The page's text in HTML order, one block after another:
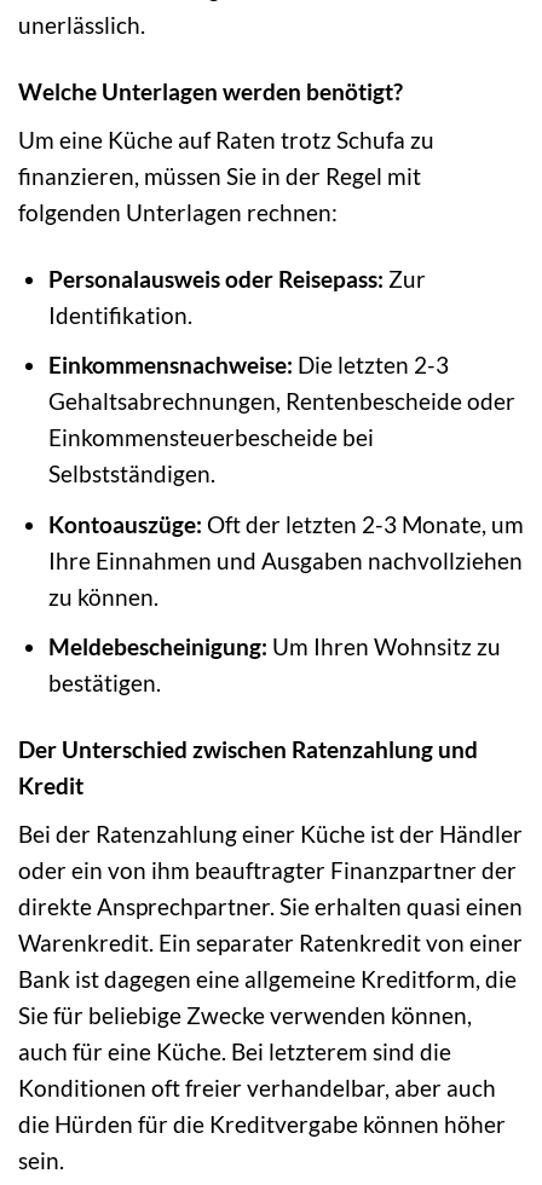
unerlässlich.
Welche Unterlagen werden benötigt?
Um eine Küche auf Raten trotz Schufa zu
finanzieren, müssen Sie in der Regel mit
folgenden Unterlagen rechnen:
Personalausweis oder Reisepass: Zur
Identifikation.
Einkommensnachweise: Die letzten 2-3
Gehaltsabrechnungen, Rentenbescheide oder
Einkommensteuerbescheide bei
Selbstständigen.
Kontoauszüge: Oft der letzten 2-3 Monate, um
Ihre Einnahmen und Ausgaben nachvollziehen
zu können.
Meldebescheinigung: Um Ihren Wohnsitz zu
bestätigen.
Der Unterschied zwischen Ratenzahlung und
Kredit
Bei der Ratenzahlung einer Küche ist der Händler
oder ein von ihm beauftragter Finanzpartner der
direkte Ansprechpartner. Sie erhalten quasi einen
Warenkredit. Ein separater Ratenkredit von einer
Bank ist dagegen eine allgemeine Kreditform, die
Sie für beliebige Zwecke verwenden können,
auch für eine Küche. Bei letzterem sind die
Konditionen oft freier verhandelbar, aber auch
die Hürden für die Kreditvergabe können höher
sein.